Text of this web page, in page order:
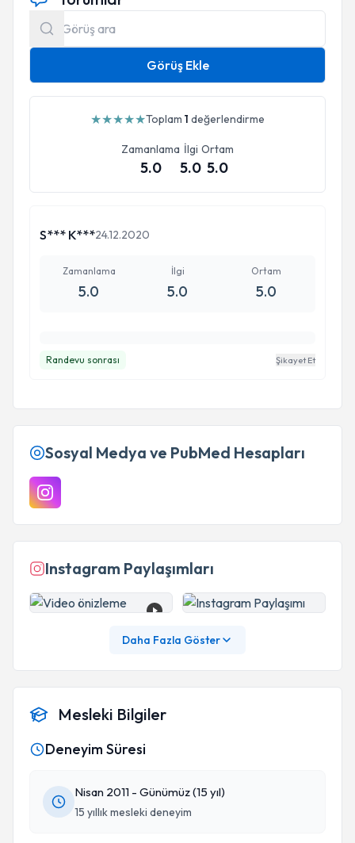
Görüş Ekle
★★★★★Toplam 1 değerlendirme
Zamanlama
5.0
İlgi
5.0
Ortam
5.0
S*** K***24.12.2020
Zamanlama
5.0
İlgi
5.0
Ortam
5.0
Randevu sonrası Şikayet Et
Sosyal Medya ve PubMed Hesapları
Instagram Paylaşımları
Daha Fazla Göster
Mesleki Bilgiler
Deneyim Süresi
Nisan 2011 - Günümüz (15 yıl)
15 yıllık mesleki deneyim